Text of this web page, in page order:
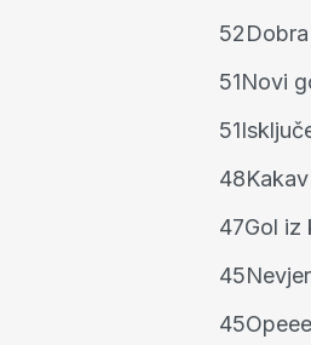
52
51Novi
51
48
47Gol iz
45
45